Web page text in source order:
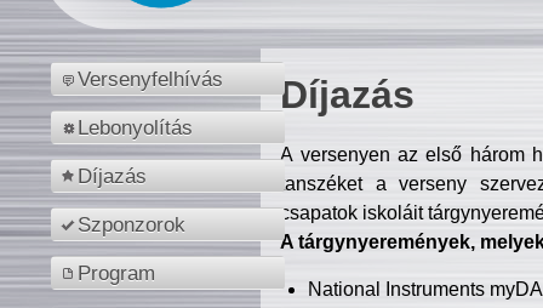
Versenyfelhívás
Lebonyolítás
Díjazás
Szponzorok
Program
Díjazás
A versenyen az első három
tanszéket a verseny
csapatok iskoláit
A tárgynyeremények,
National Instruments